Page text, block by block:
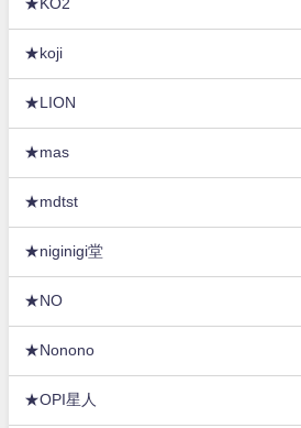
★KO2
★koji
★LION
★mas
★mdtst
★niginigi堂
★NO
★Nonono
★OPI星人